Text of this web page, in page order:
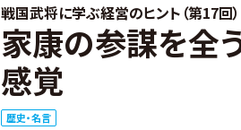
戦国武将に学ぶ経営のヒント（第17回）
家康の参謀を全
感覚
歴史・名言